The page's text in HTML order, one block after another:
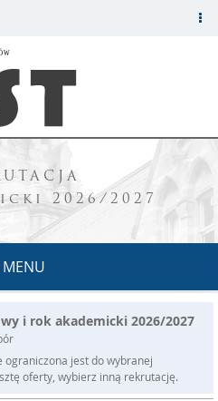
2026/2027
i rok akademicki 2026/2027
jest do wybranej
oferty, wybierz inną rekrutację.